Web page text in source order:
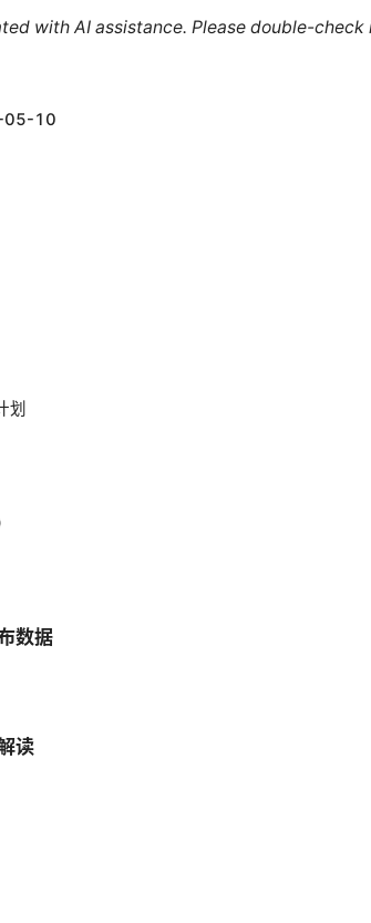
with AI assistance. Please double-
10
划
数据
读